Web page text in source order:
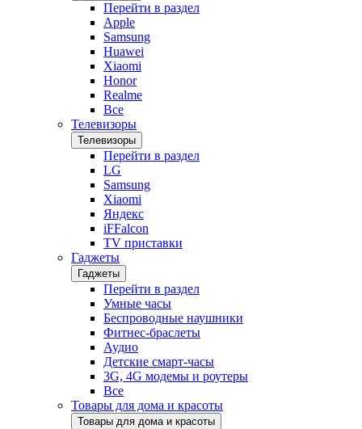
Перейти в раздел
Apple
Samsung
Huawei
Xiaomi
Honor
Realme
Все
Телевизоры
Телевизоры
Перейти в раздел
LG
Samsung
Xiaomi
Яндекс
iFFalcon
TV приставки
Гаджеты
Гаджеты
Перейти в раздел
Умные часы
Беспроводные наушники
Фитнес-браслеты
Аудио
Детские смарт-часы
3G, 4G модемы и роутеры
Все
Товары для дома и красоты
Товары для дома и красоты